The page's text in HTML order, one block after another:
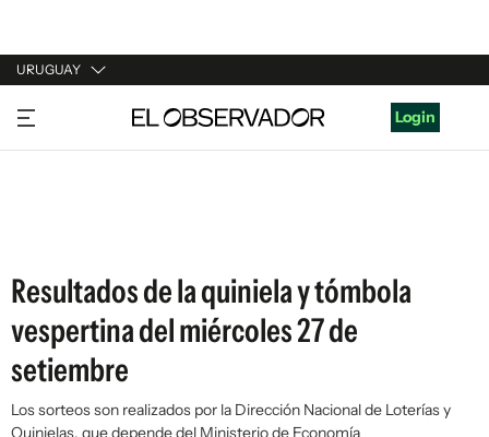
URUGUAY
URUGUAY
ARGENTINA
Login
Resultados de la quiniela y tómbola
vespertina del miércoles 27 de
setiembre
Los sorteos son realizados por la Dirección Nacional de Loterías y
Quinielas, que depende del Ministerio de Economía